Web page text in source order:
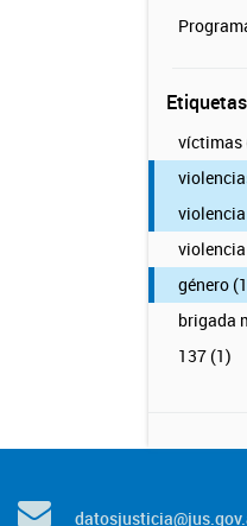
Etiquetas
víctimas
género
brigada
137 (1)